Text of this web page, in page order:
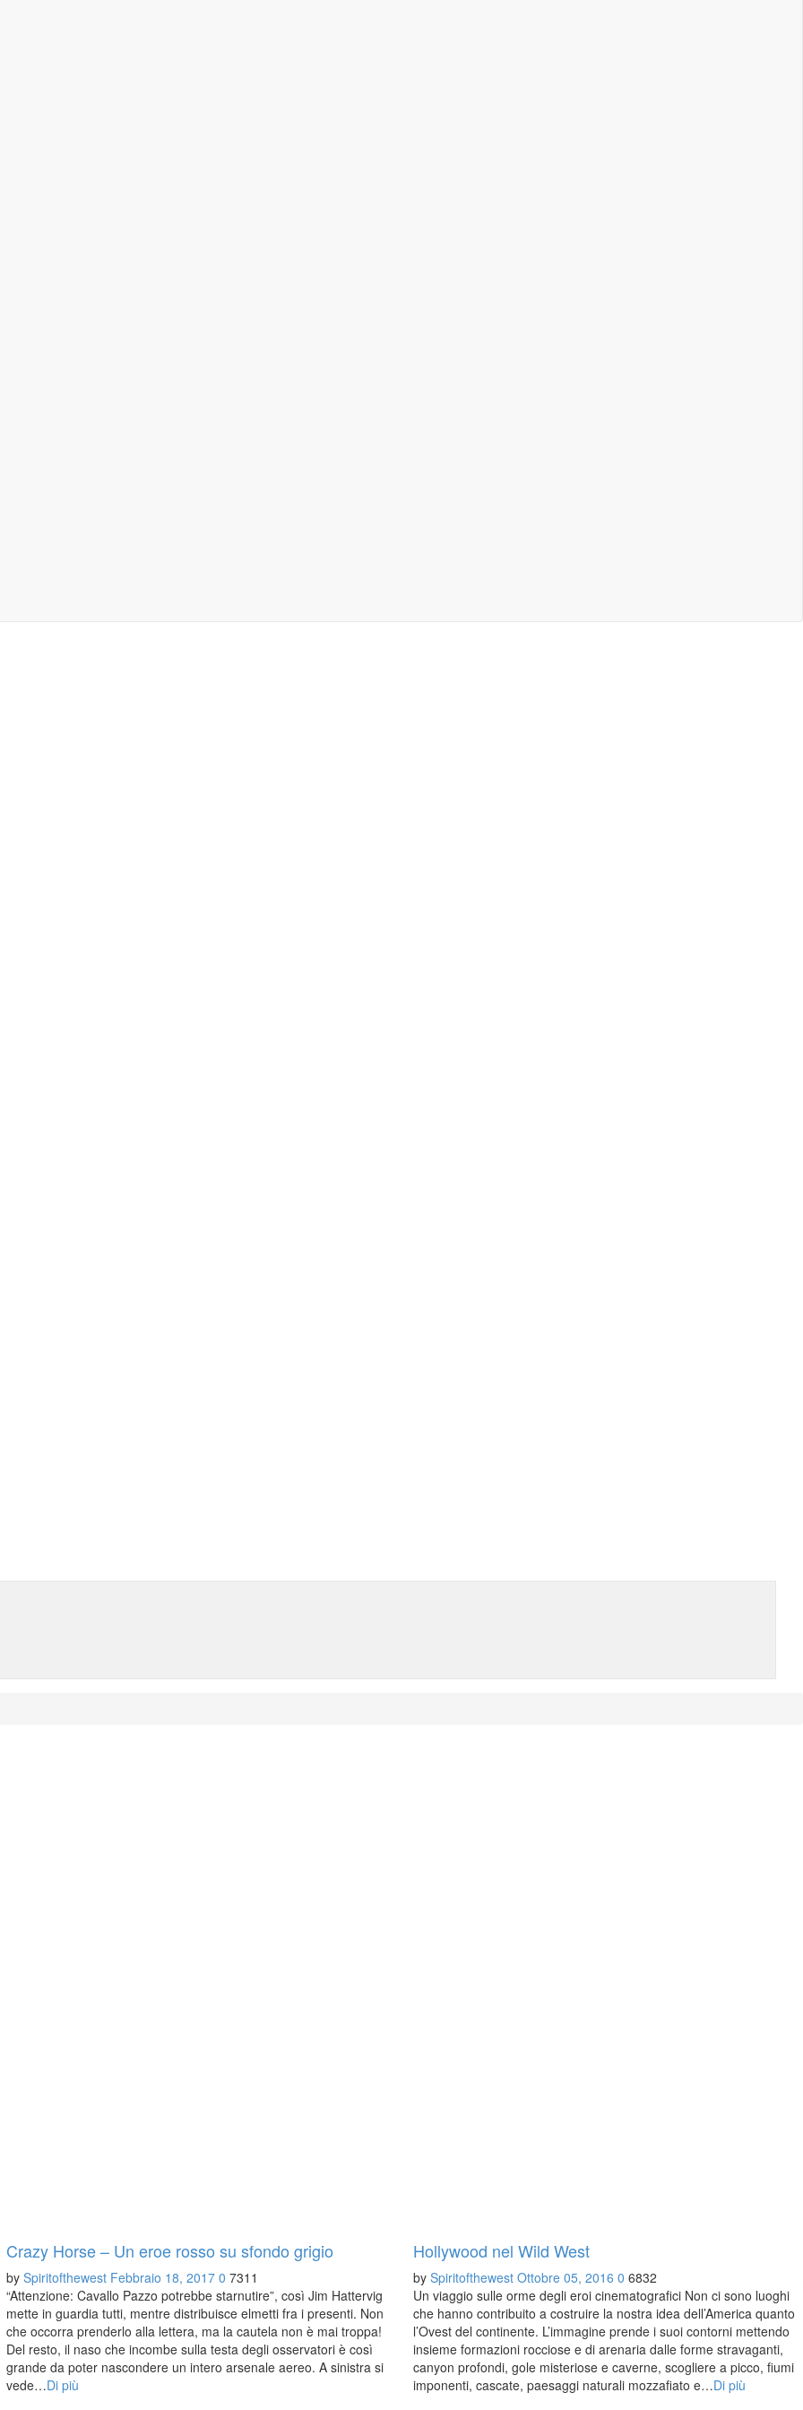
Crazy Horse – Un eroe rosso su sfondo grigio
by Spiritofthewest Febbraio 18, 2017 0 7311
“Attenzione: Cavallo Pazzo potrebbe starnutire”, così Jim Hattervig
mette in guardia tutti, mentre distribuisce elmetti fra i presenti. Non
che occorra prenderlo alla lettera, ma la cautela non è mai troppa!
Del resto, il naso che incombe sulla testa degli osservatori è così
grande da poter nascondere un intero arsenale aereo. A sinistra si
vede…Di più
Hollywood nel Wild West
bySpiritofthewest Ottobre 05, 2016 0 6832
Un viaggio sulle orme degli eroi cinematografici Non ci sono luoghi
che hanno contribuito a costruire la nostra idea dell’America quanto
l’Ovest del continente. L’immagine prende i suoi contorni mettendo
insieme formazioni rocciose e di arenaria dalle forme stravaganti,
canyon profondi, gole misteriose e caverne, scogliere a picco, fiumi
imponenti, cascate, paesaggi naturali mozzafiato e…Di più